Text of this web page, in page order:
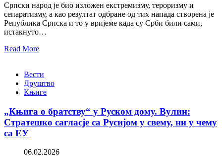
Српски народ је био изложен екстремизму, тероризму и
сепаратизму, а као резултат одбране од тих напада створена је
Република Српска и то у вријеме када су Срби били сами,
истакнуто…
Read More
Вести
Друштво
Књиге
„Књига о братству“ у Руском дому. Вулин:
Стратешко сагласје са Русијом у свему, ни у чему
са ЕУ
06.02.2026